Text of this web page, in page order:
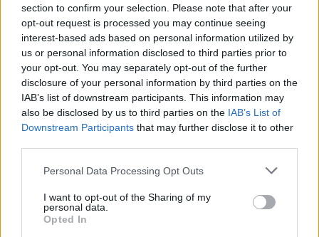
section to confirm your selection. Please note that after your
opt-out request is processed you may continue seeing
interest-based ads based on personal information utilized by
us or personal information disclosed to third parties prior to
your opt-out. You may separately opt-out of the further
disclosure of your personal information by third parties on the
IAB’s list of downstream participants. This information may
also be disclosed by us to third parties on the IAB’s List of
Downstream Participants that may further disclose it to other
Personal Data Processing Opt Outs
I want to opt-out of the Sharing of my
personal data.
Opted In
Animazione Leggerissima (0.07 Mb)
30 Marzo alle ore 21:31
·Ti stimo·Rispondi
2